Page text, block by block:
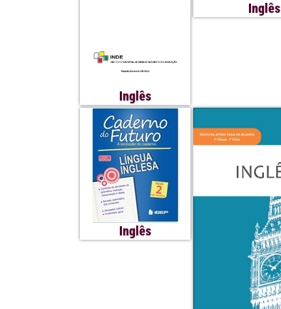
Inglês
Inglês
Inglês